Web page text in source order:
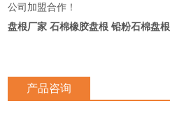
公司加盟合作！
盘根厂家 石棉橡胶盘根 铅粉石棉盘根
产品咨询